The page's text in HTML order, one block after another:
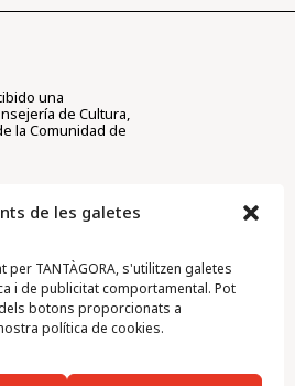
de les galetes
TANTÀGORA, s'utilitzen galetes
i de publicitat comportamental. Pot
botons proporcionats a
política de cookies.
una
de Cultura,
la Comunidad de